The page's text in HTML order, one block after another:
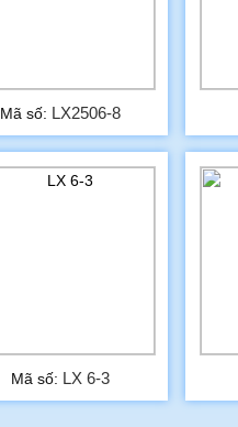
Mã số: LX2506-8
Mã số: LX 6-3